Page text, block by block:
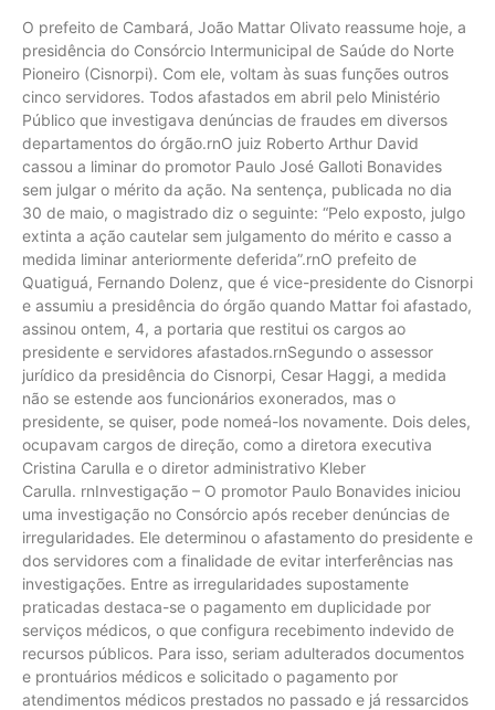
O prefeito de Cambará, João Mattar Olivato reassume hoje, a
presidência do Consórcio Intermunicipal de Saúde do Norte
Pioneiro (Cisnorpi). Com ele, voltam às suas funções outros
cinco servidores. Todos afastados em abril pelo Ministério
Público que investigava denúncias de fraudes em diversos
departamentos do órgão.rnO juiz Roberto Arthur David
cassou a liminar do promotor Paulo José Galloti Bonavides
sem julgar o mérito da ação. Na sentença, publicada no dia
30 de maio, o magistrado diz o seguinte: “Pelo exposto, julgo
extinta a ação cautelar sem julgamento do mérito e casso a
medida liminar anteriormente deferida”.rnO prefeito de
Quatiguá, Fernando Dolenz, que é vice-presidente do Cisnorpi
e assumiu a presidência do órgão quando Mattar foi afastado,
assinou ontem, 4, a portaria que restitui os cargos ao
presidente e servidores afastados.rnSegundo o assessor
jurídico da presidência do Cisnorpi, Cesar Haggi, a medida
não se estende aos funcionários exonerados, mas o
presidente, se quiser, pode nomeá-los novamente. Dois deles,
ocupavam cargos de direção, como a diretora executiva
Cristina Carulla e o diretor administrativo Kleber
Carulla. rnInvestigação – O promotor Paulo Bonavides iniciou
uma investigação no Consórcio após receber denúncias de
irregularidades. Ele determinou o afastamento do presidente e
dos servidores com a finalidade de evitar interferências nas
investigações. Entre as irregularidades supostamente
praticadas destaca-se o pagamento em duplicidade por
serviços médicos, o que configura recebimento indevido de
recursos públicos. Para isso, seriam adulterados documentos
e prontuários médicos e solicitado o pagamento por
atendimentos médicos prestados no passado e já ressarcidos